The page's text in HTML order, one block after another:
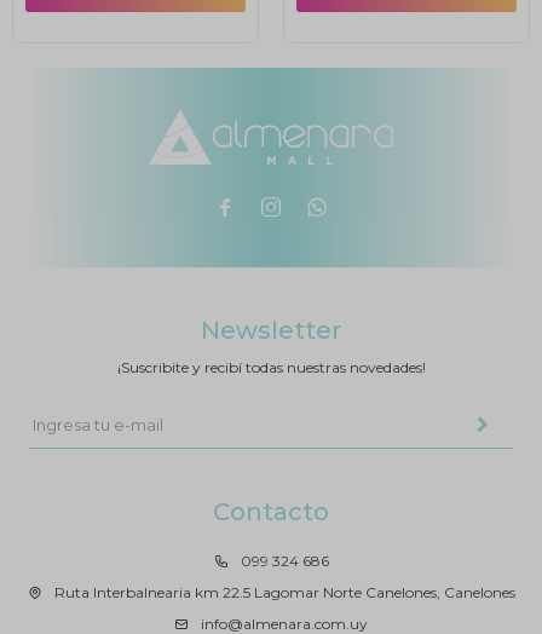
  
Contacto
099 324 686
Ruta Interbalnearia km 22.5 Lagomar Norte Canelones, Canelones
info@almenara.com.uy
Newsletter
¡Suscribite y recibí todas nuestras novedades!